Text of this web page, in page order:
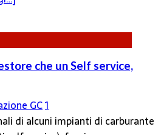
che un Self service,
GC1
di alcuni impianti di carburante